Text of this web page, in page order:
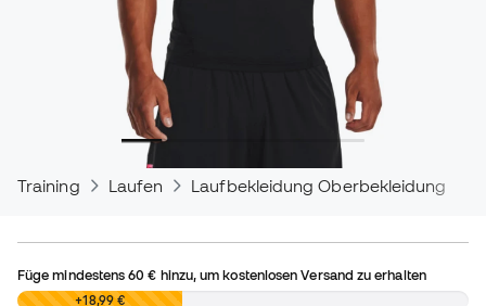
Training Laufen Laufbekleidung Oberbekleidung
Füge mindestens60 € hinzu, um kostenlosen Versand zu erhalten
0,00 € +18,99 €